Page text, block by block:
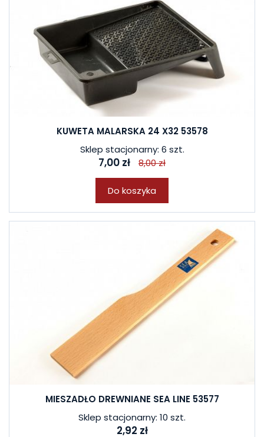
KUWETA MALARSKA 24 X32 53578
Sklep stacjonarny: 6 szt.
7,00 zł 8,00 zł
Do koszyka
MIESZADŁO DREWNIANE SEA LINE 53577
Sklep stacjonarny: 10 szt.
2,92 zł